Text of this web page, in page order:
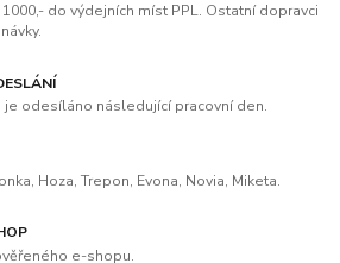
do výdejních míst PPL. Ostatní dopravci
odesíláno následující pracovní den.
Hoza, Trepon, Evona, Novia, Miketa.
e-shopu.